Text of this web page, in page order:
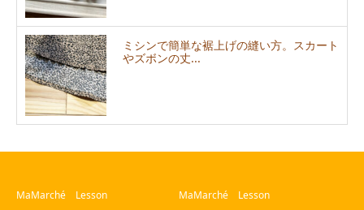
ミシンで簡単な裾上げの縫い方。スカート
やズボンの丈...
MaMarché Lesson
MaMarché Lesson